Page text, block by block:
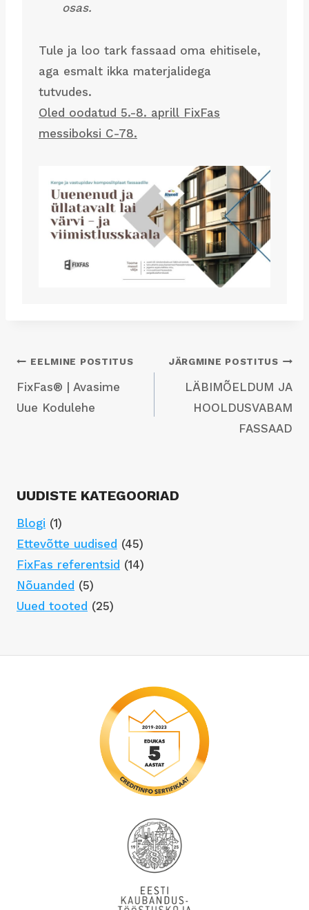
osas.
Tule ja loo tark fassaad oma ehitisele,
aga esmalt ikka materjalidega
tutvudes.
Oled oodatud 5.-8. aprill FixFas
messiboksi C-78.
Navigeerimine
EELMINE POSTITUS
FixFas® | Avasime
Uue Kodulehe
JÄRGMINE POSTITUS
LÄBIMÕELDUM JA
HOOLDUSVABAM
FASSAAD
UUDISTE KATEGOORIAD
Blogi (1)
Ettevõtte uudised (45)
FixFas referentsid (14)
Nõuanded (5)
Uued tooted (25)